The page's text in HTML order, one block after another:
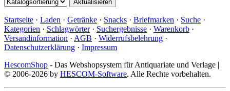
Startseite · Laden · Getränke · Snacks · Briefmarken · Suche ·
Kategorien · Schlagwörter· Suchergebnisse · Warenkorb ·
Versandinformation · AGB · Widerrufsbelehrung ·
Datenschutzerklärung · Impressum
HescomShop - Das Webshopsystem für Antiquariate und Verlage |
© 2006-2026 by HESCOM-Software. Alle Rechte vorbehalten.